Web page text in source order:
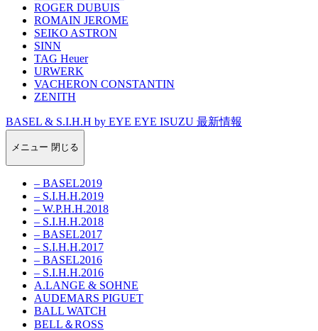
ROGER DUBUIS
ROMAIN JEROME
SEIKO ASTRON
SINN
TAG Heuer
URWERK
VACHERON CONSTANTIN
ZENITH
BASEL & S.I.H.H by EYE EYE ISUZU 最新情報
メニュー 閉じる
– BASEL2019
– S.I.H.H.2019
– W.P.H.H.2018
– S.I.H.H.2018
– BASEL2017
– S.I.H.H.2017
– BASEL2016
– S.I.H.H.2016
A.LANGE & SOHNE
AUDEMARS PIGUET
BALL WATCH
BELL＆ROSS